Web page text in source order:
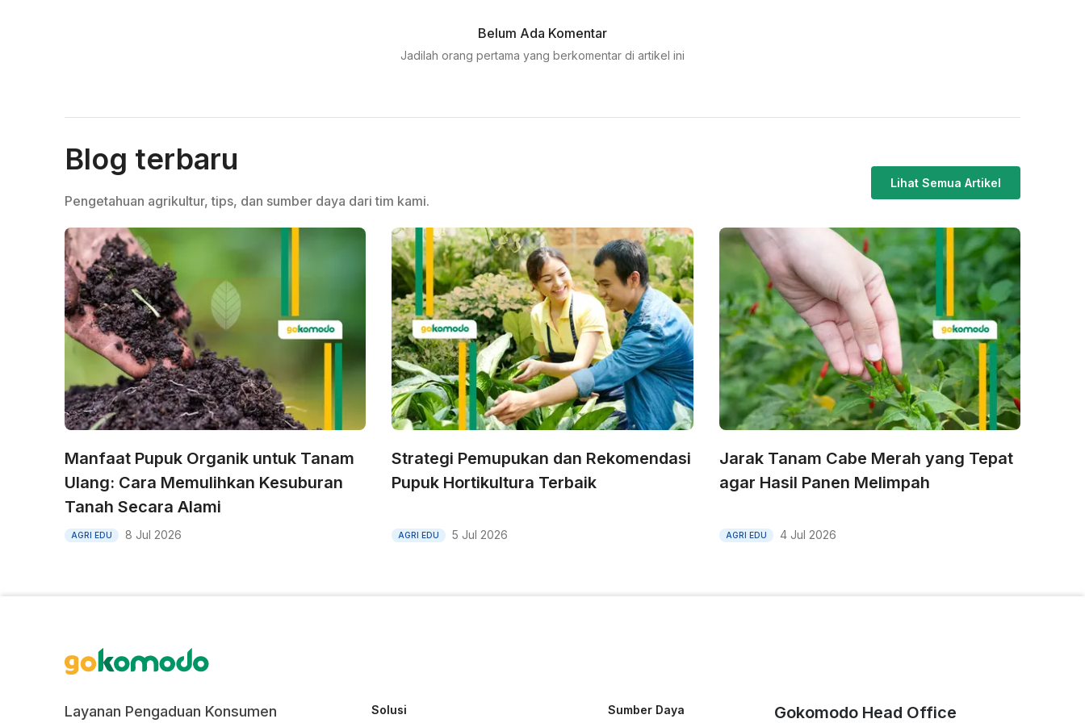
Belum Ada Komentar
Jadilah orang pertama yang berkomentar di artikel ini
Blog terbaru
Pengetahuan agrikultur, tips, dan sumber daya dari tim kami.
Lihat Semua Artikel
Manfaat Pupuk Organik untuk Tanam
Ulang: Cara Memulihkan Kesuburan
Tanah Secara Alami
AGRI EDU 8 Jul 2026
Strategi Pemupukan dan Rekomendasi
Pupuk Hortikultura Terbaik
AGRI EDU 5 Jul 2026
Jarak Tanam Cabe Merah yang Tepat
agar Hasil Panen Melimpah
AGRI EDU 4 Jul 2026
Layanan Pengaduan Konsumen Solusi Sumber Daya Gokomodo Head Office